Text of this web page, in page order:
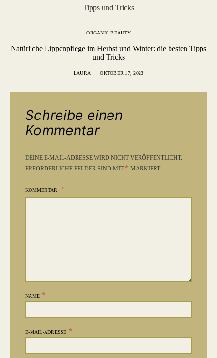
ORGANIC BEAUTY
Natürliche Lippenpflege im Herbst und Winter: die besten Tipps
und Tricks
LAURA OKTOBER 17, 2023
Schreibe einen
Kommentar
DEINE E-MAIL-ADRESSE WIRD NICHT VERÖFFENTLICHT.
ERFORDERLICHE FELDER SIND MIT * MARKIERT
KOMMENTAR
NAME *
E-MAIL-ADRESSE *